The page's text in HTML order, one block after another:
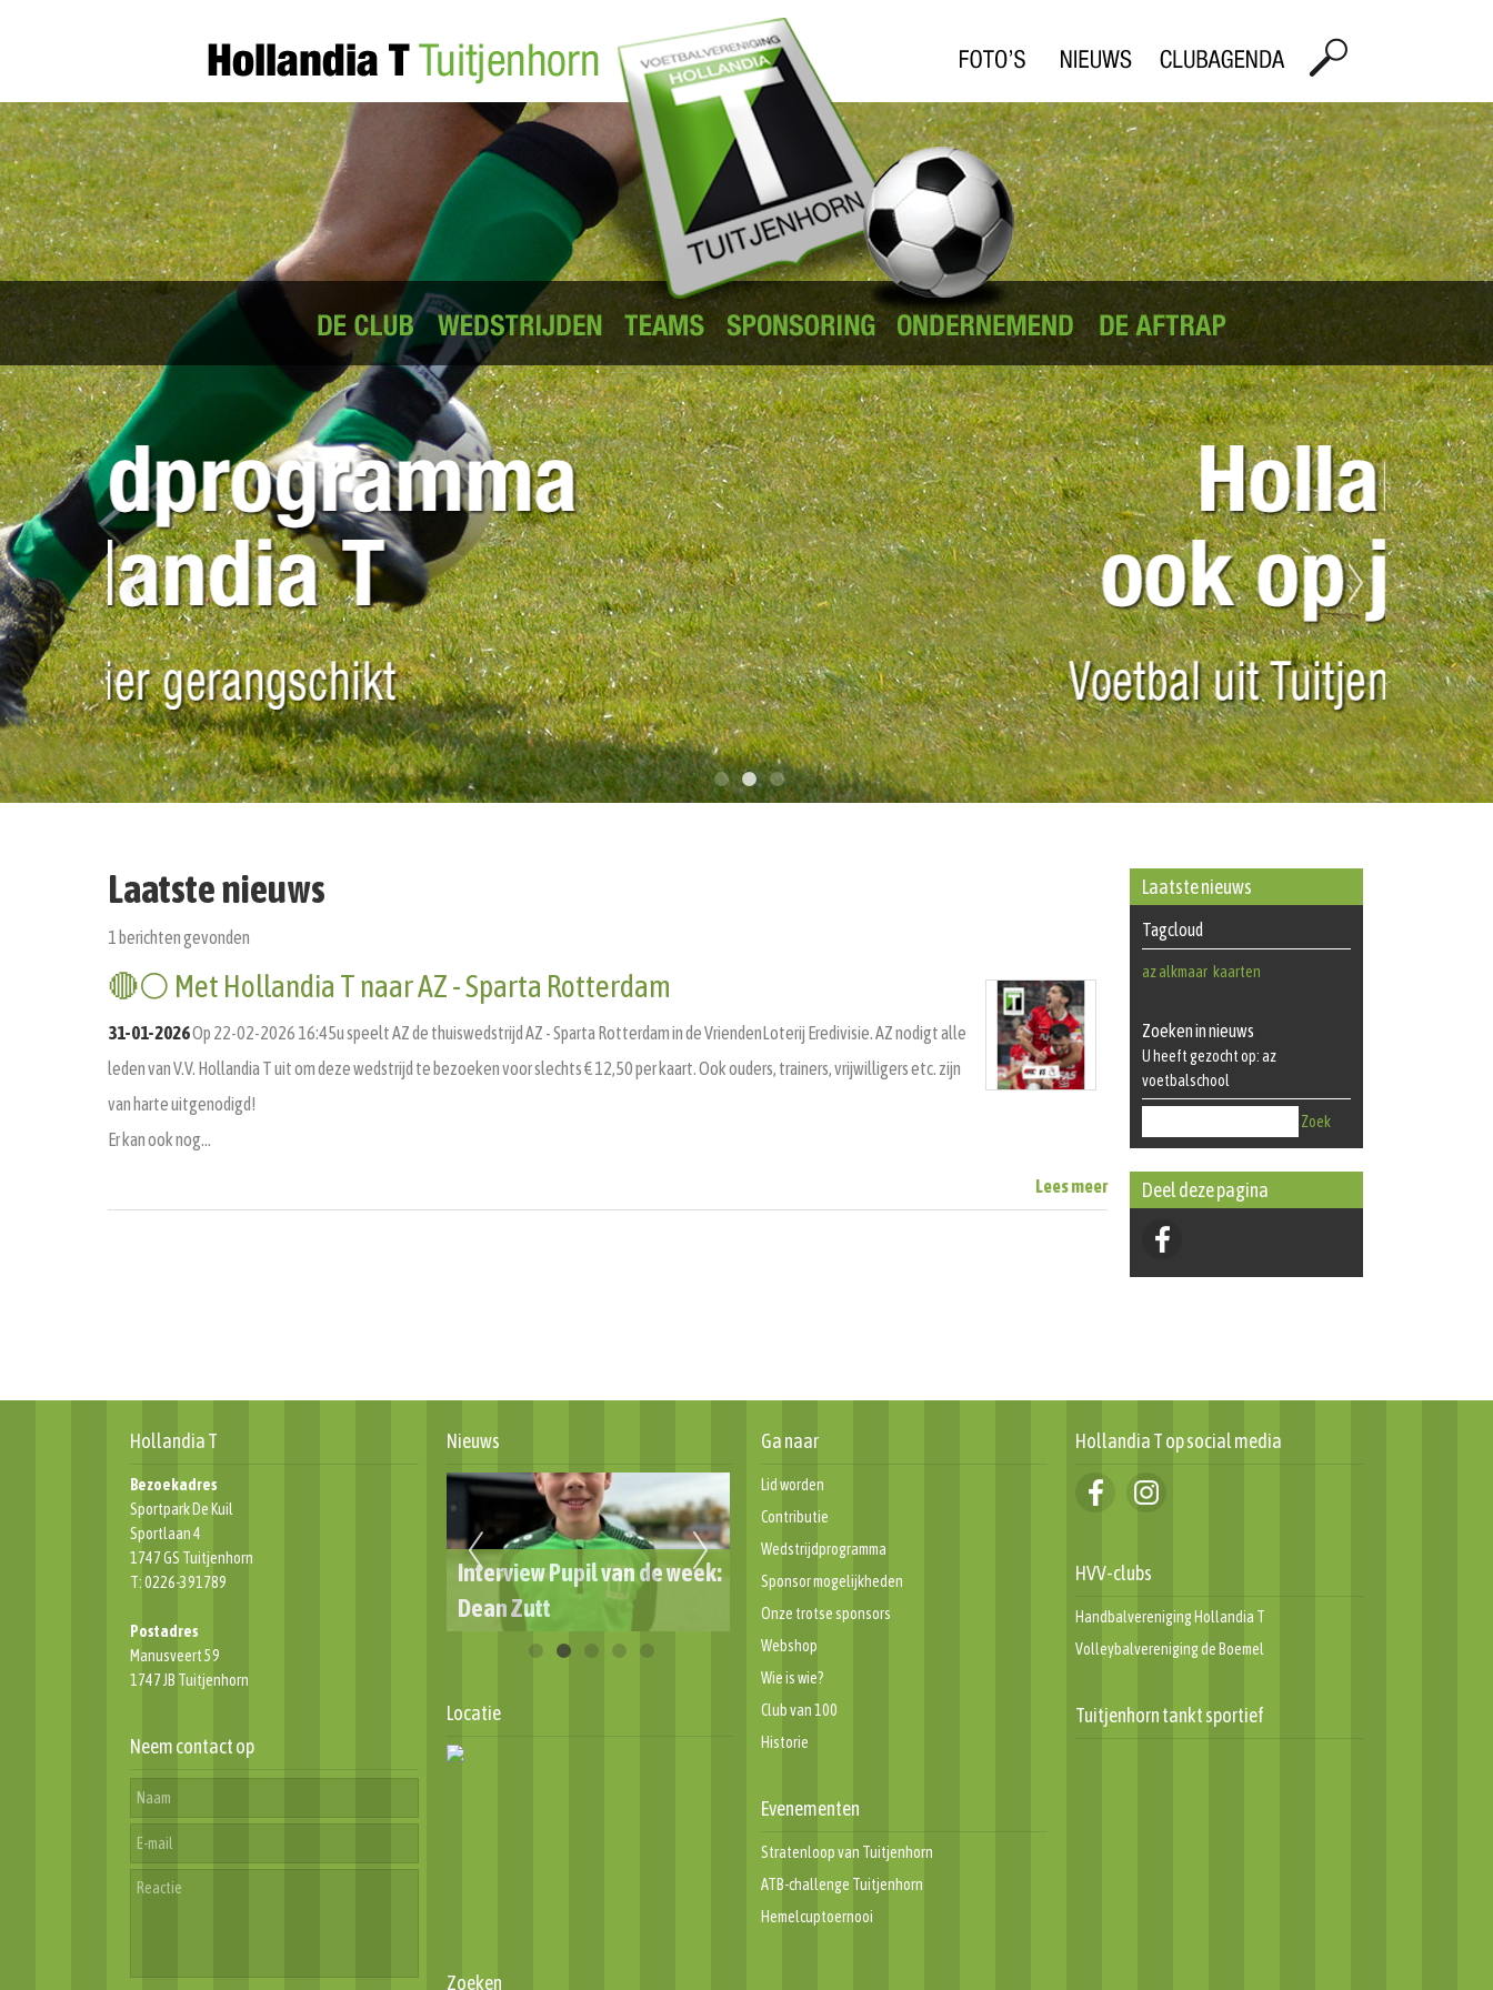
Laatste nieuws
1 berichten gevonden
🔴⚪️ Met Hollandia T naar AZ - Sparta Rotterdam
31-01-2026Op 22-02-2026 16:45u speelt AZ de thuiswedstrijd AZ - Sparta Rotterdam in de VriendenLoterij Eredivisie. AZ nodigt alle
leden van V.V. Hollandia T uit om deze wedstrijd te bezoeken voor slechts € 12,50 per kaart. Ook ouders, trainers, vrijwilligers etc. zijn
van harte uitgenodigd!
Er kan ook nog…
Lees meer
Laatste nieuws
Tagcloud
az alkmaar kaarten
Zoeken in nieuws
U heeft gezocht op: az
voetbalschool
Zoek
Deel deze pagina
Hollandia T
Bezoekadres
Sportpark De Kuil
Sportlaan 4
1747 GS Tuitjenhorn
T: 0226-391789
Postadres
Manusveert 59
1747 JB Tuitjenhorn
Neem contact op
Nieuws
terugblik ATB
👋 AFSCHEID VAN CLUBICONEN Interview Pupil van de week:
Dean Zutt
Week van de Scheidsrechter! Informatiegids leden 2024
Locatie
Zoeken
Ga naar
Lid worden
Contributie
Wedstrijdprogramma
Sponsor mogelijkheden
Onze trotse sponsors
Webshop
Wie is wie?
Club van 100
Historie
Evenementen
Stratenloop van Tuitjenhorn
ATB-challenge Tuitjenhorn
Hemelcuptoernooi
Hollandia T op social media
HVV-clubs
Handbalvereniging Hollandia T
Volleybalvereniging de Boemel
Tuitjenhorn tankt sportief